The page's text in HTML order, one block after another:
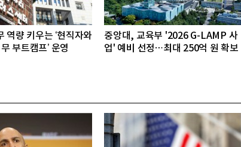
역량 키우는 ‘현직자와
부트캠프’ 운영
중앙대, 교육부 '2026 G-LAMP 사
업' 예비 선정…최대 250억 원 확보